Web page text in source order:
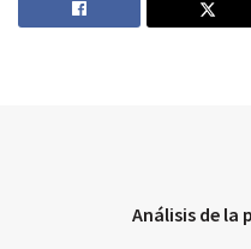
Análisis de la